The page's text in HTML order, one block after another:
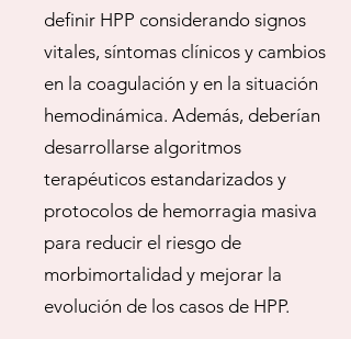
definir HPP considerando signos
vitales, síntomas clínicos y cambios
en la coagulación y en la situación
hemodinámica. Además, deberían
desarrollarse algoritmos
terapéuticos estandarizados y
protocolos de hemorragia masiva
para reducir el riesgo de
morbimortalidad y mejorar la
evolución de los casos de HPP.